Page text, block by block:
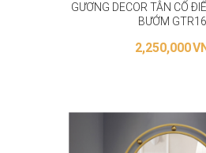
GƯƠNG DECOR TÂN CỔ
BƯỚM
2,250,000